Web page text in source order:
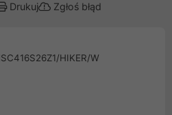
Drukuj Zgłoś błąd
HIKER/W